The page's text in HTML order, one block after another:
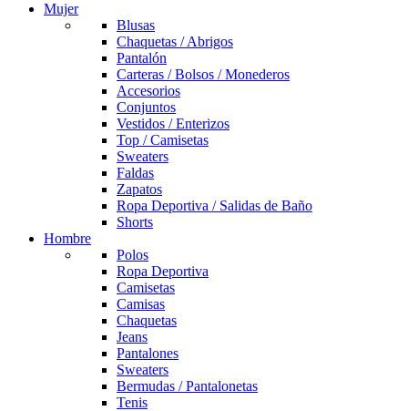
Mujer
Blusas
Chaquetas / Abrigos
Pantalón
Carteras / Bolsos / Monederos
Accesorios
Conjuntos
Vestidos / Enterizos
Top / Camisetas
Sweaters
Faldas
Zapatos
Ropa Deportiva / Salidas de Baño
Shorts
Hombre
Polos
Ropa Deportiva
Camisetas
Camisas
Chaquetas
Jeans
Pantalones
Sweaters
Bermudas / Pantalonetas
Tenis